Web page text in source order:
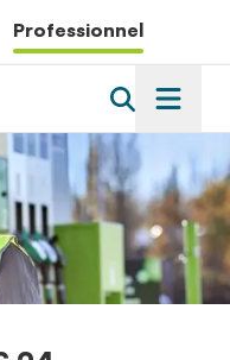
Professionnel